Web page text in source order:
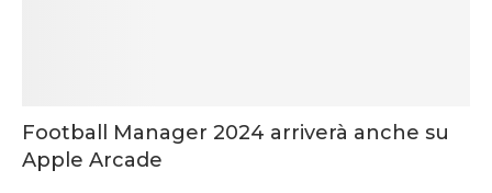
Football Manager 2024 arriverà anche su
Apple Arcade